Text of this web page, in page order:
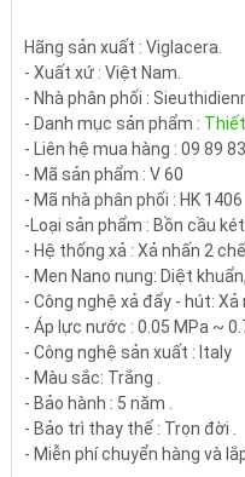
Hãng sản xuất : Viglacera.
- Xuất xứ : Việt Nam.
- Nhà phân phối :
- Danh mục sản phẩm :
- Liên hệ mua hàng : 09 89 83
- Mã sản phẩm : V 60
- Mã nhà phân phối : HK 1406
-Loại sản phẩm : Bồn cầu
- Hệ thống xả : Xả nhấn 2
- Men Nano nung: Diệt
- Công nghệ xả đẩy - hút:
- Áp lực nước : 0.05 MPa ~
- Công nghệ sản xuất : Italy
- Màu sắc: Trắng .
- Bảo hành : 5 năm .
- Bảo trì thay thế : Trọn đời .
- Miễn phí chuyển hàng và